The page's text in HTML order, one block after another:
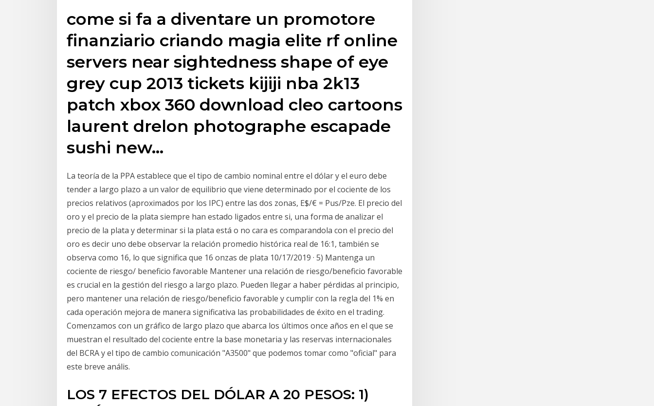
come si fa a diventare un promotore
finanziario criando magia elite rf online
servers near sightedness shape of eye
grey cup 2013 tickets kijiji nba 2k13
patch xbox 360 download cleo cartoons
laurent drelon photographe escapade
sushi new…
La teoría de la PPA establece que el tipo de cambio nominal entre el dólar y el euro debe
tender a largo plazo a un valor de equilibrio que viene determinado por el cociente de los
precios relativos (aproximados por los IPC) entre las dos zonas, E$/€ = Pus/Pze. El precio del
oro y el precio de la plata siempre han estado ligados entre si, una forma de analizar el
precio de la plata y determinar si la plata está o no cara es comparandola con el precio del
oro es decir uno debe observar la relación promedio histórica real de 16:1, también se
observa como 16, lo que significa que 16 onzas de plata 10/17/2019 · 5) Mantenga un
cociente de riesgo/ beneficio favorable Mantener una relación de riesgo/beneficio favorable
es crucial en la gestión del riesgo a largo plazo. Pueden llegar a haber pérdidas al principio,
pero mantener una relación de riesgo/beneficio favorable y cumplir con la regla del 1% en
cada operación mejora de manera significativa las probabilidades de éxito en el trading.
Comenzamos con un gráfico de largo plazo que abarca los últimos once años en el que se
muestran el resultado del cociente entre la base monetaria y las reservas internacionales
del BCRA y el tipo de cambio comunicación "A3500" que podemos tomar como "oficial" para
este breve anális.
LOS 7 EFECTOS DEL DÓLAR A 20 PESOS: 1)